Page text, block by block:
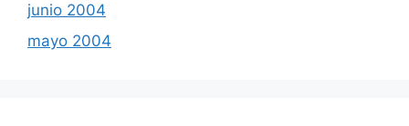
junio 2004
mayo 2004